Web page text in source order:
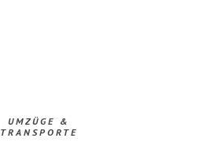
UMZÜGE &
TRANSPORTE